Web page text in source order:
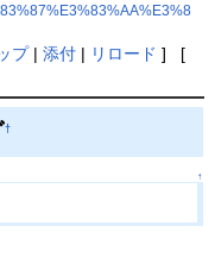
プ| 添付| リロード ] [
†
↑